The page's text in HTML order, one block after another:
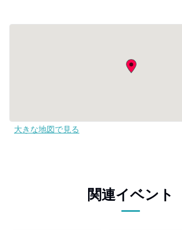
大きな地図で見る
関連イベント